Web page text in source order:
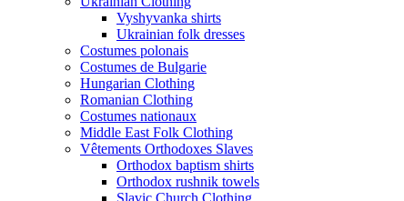
Vyshyvanka shirts
Ukrainian folk dresses
Costumes polonais
Costumes de Bulgarie
Hungarian Clothing
Romanian Clothing
Costumes nationaux
Middle East Folk Clothing
Vêtements Orthodoxes Slaves
Orthodox baptism shirts
Orthodox rushnik towels
Slavic Church Clothing